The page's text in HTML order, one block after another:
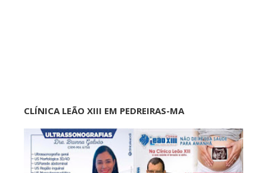
CLÍNICA LEÃO XIII EM PEDREIRAS-MA